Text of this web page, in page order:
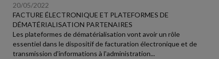
20/05/2022
FACTURE ÉLECTRONIQUE ET PLATEFORMES DE
DÉMATÉRIALISATION PARTENAIRES
Les plateformes de dématérialisation vont avoir un rôle
essentiel dans le dispositif de facturation électronique et de
transmission d'informations à l'administration...